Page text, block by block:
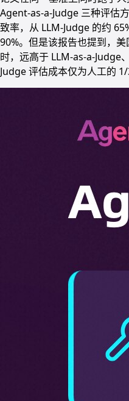
Agent-as-a-Judge 三种评估
致率，从 LLM-Judge 的约
90%。但是该报告也提到，
时，远高于 LLM-as-a-Judge
Judge 评估成本仅为人工的 1/